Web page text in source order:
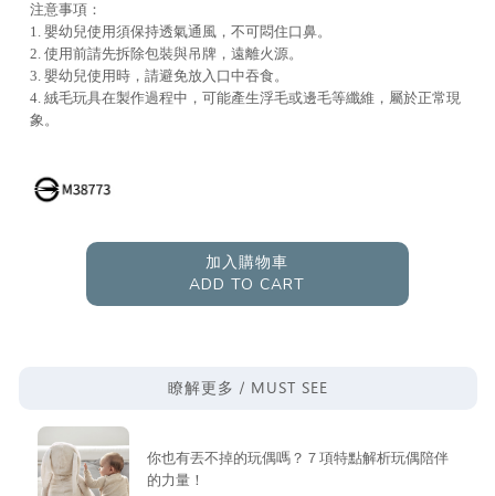
注意事項：
1. 嬰幼兒使用須保持透氣通風，不可悶住口鼻。
2. 使用前請先拆除包裝與吊牌，遠離火源。
3. 嬰幼兒使用時，請避免放入口中吞食。
4. 絨毛玩具在製作過程中，可能產生浮毛或邊毛等纖維，屬於正常現
象。
加入購物車
ADD TO CART
瞭解更多 / MUST SEE
你也有丟不掉的玩偶嗎？７項特點解析玩偶陪伴
的力量！